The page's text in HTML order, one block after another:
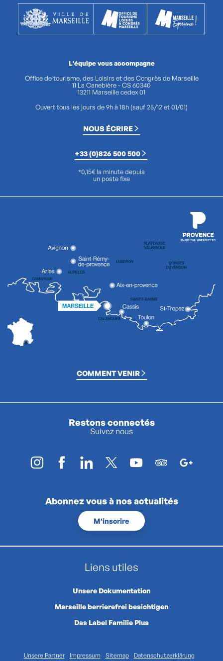
L'équipe vous accompagne
Office de tourisme, des Loisirs et des Congrès de Marseille
11 La Canebière - CS 60340
13211 Marseille cedex 01
Ouvert tous les jours de 9h à 18h (sauf 25/12 et 01/01)
NOUS ÉCRIRE
+33 (0)826 500 500
*0,15€ la minute depuis
un poste fixe
COMMENT VENIR
Restons connectés
Suivez nous
Abonnez vous à nos actualités
M'inscrire
Liens utiles
Unsere Dokumentation
Marseille berrierefrei besichtigen
Das Label Familie Plus
Unsere Partner Impressum Sitemap Datenschutzerklärung